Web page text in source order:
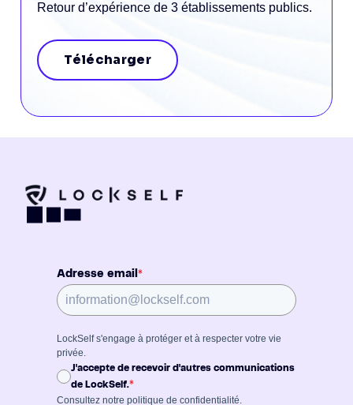
Retour d’expérience de 3 établissements publics.
Télécharger
Adresse email *
LockSelf s'engage à protéger et à respecter votre vie
privée.
J'accepte de recevoir d'autres communications
de LockSelf.*
Consultez notre politique de confidentialité.